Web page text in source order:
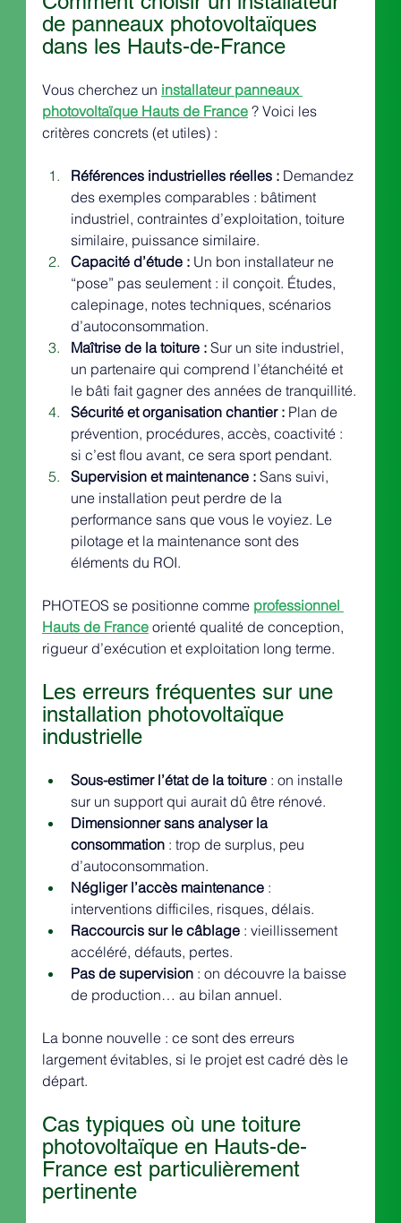
de panneaux photovoltaïques
dans les Hauts-de-France
Vous cherchez un installateur panneaux
photovoltaïque Hauts de France ? Voici les
critères concrets (et utiles) :
Références industrielles réelles : Demandez
des exemples comparables : bâtiment
industriel, contraintes d’exploitation, toiture
similaire, puissance similaire.
Capacité d’étude : Un bon installateur ne
“pose” pas seulement : il conçoit. Études,
calepinage, notes techniques, scénarios
d’autoconsommation.
Maîtrise de la toiture : Sur un site industriel,
un partenaire qui comprend l’étanchéité et
le bâti fait gagner des années de tranquillité.
Sécurité et organisation chantier : Plan de
prévention, procédures, accès, coactivité :
si c’est flou avant, ce sera sport pendant.
Supervision et maintenance : Sans suivi,
une installation peut perdre de la
performance sans que vous le voyiez. Le
pilotage et la maintenance sont des
éléments du ROI.
PHOTEOS se positionne comme professionnel
Hauts de France orienté qualité de conception,
rigueur d’exécution et exploitation long terme.
Les erreurs fréquentes sur une
installation photovoltaïque
industrielle
Sous-estimer l’état de la toiture : on installe
sur un support qui aurait dû être rénové.
Dimensionner sans analyser la
consommation : trop de surplus, peu
d’autoconsommation.
Négliger l’accès maintenance :
interventions difficiles, risques, délais.
Raccourcis sur le câblage : vieillissement
accéléré, défauts, pertes.
Pas de supervision : on découvre la baisse
de production… au bilan annuel.
La bonne nouvelle : ce sont des erreurs
largement évitables, si le projet est cadré dès le
départ.
Cas typiques où une toiture
photovoltaïque en Hauts-de-
France est particulièrement
pertinente